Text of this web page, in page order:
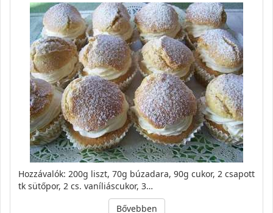
Hozzávalók: 200g liszt, 70g búzadara, 90g cukor, 2 csapott
tk sütőpor, 2 cs. vaníliáscukor, 3…
Bővebben